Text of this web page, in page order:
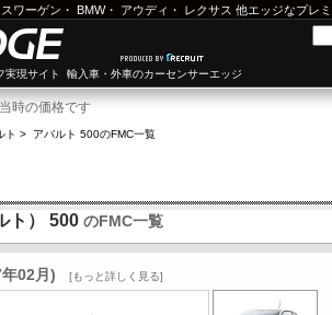
ワーゲン ・ BMW・ アウディ ・ レクサス 他エッジなプレ
実現サイト 輸入車・外車のカーセンサーエッジ
時の価格です
ト > アバルト 500のFMC一覧
ト） 500 のFMC一覧
02月) [もっと詳しく見る]